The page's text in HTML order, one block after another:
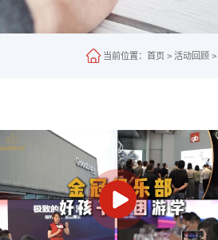
当前位置： 首页 > 活动回顾 >